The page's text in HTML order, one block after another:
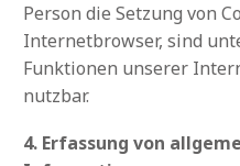
Person die Setzung von
Internetbrowser, sind
Funktionen unserer
nutzbar.
4. Erfassung von